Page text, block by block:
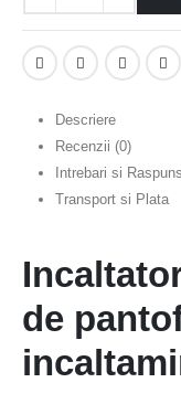
Descriere
Recenzii (0)
Intrebari si
Transport si Plata
de